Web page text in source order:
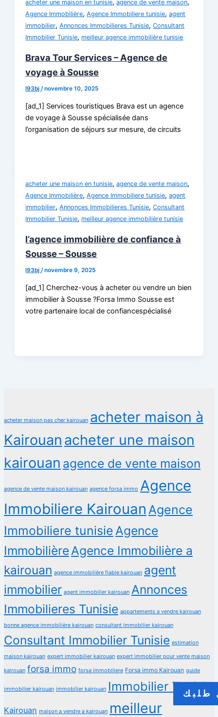
طلبك
acheter une maison en tunisie,agence de vente maison,
Agence Immobilière,Agence Immobiliere tunisie,agent
immobilier,Annonces Immobilieres Tunisie,Consultant
Immobilier Tunisie, meilleur agence immobilière tunisie
Brava Tour Services – Agence de
voyage à Sousse
l93bj/novembre 10, 2025
[ad_1] Services touristiques Brava est un agence
de voyage à Sousse spécialisée dans
l’organisation de séjours sur mesure, de circuits
acheter une maison en tunisie,agence de vente maison,
Agence Immobilière,Agence Immobiliere tunisie,agent
immobilier,Annonces Immobilieres Tunisie,Consultant
Immobilier Tunisie, meilleur agence immobilière tunisie
l’agence immobilière de confiance à
Sousse – Sousse
l93bj/novembre 9, 2025
[ad_1] Cherchez-vous à acheter ou vendre un bien
immobilier à Sousse ?Forsa Immo Sousse est
votre partenaire local de confiancespécialisé
acheter maison pas cher kairouan acheter maison à
Kairouan acheter une maison
kairouan agence de vente maison
agence de vente maison kairouan agence forsa immo Agence
Immobiliere Kairouan Agence
Immobiliere tunisie Agence
Immobilière Agence Immobilière a
kairouan agence immobilière fiable kairouan agent
immobilier agent immobilier kairouan Annonces
Immobilieres Tunisie appartements a vendre kairouan
bonne agence immobilière kairouan consultant immobilier kairouan
Consultant Immobilier Tunisie estimation
maison kairouan expert immobilier kairouan expert immobilier pour vente maison
kairouan forsa immo forsa immobiliere Forsa immo Kairouan guide
immobilier kairouan immobilier kairouan Immobilier Tunisie
Kairouan maison a vendre a kairouan meilleur